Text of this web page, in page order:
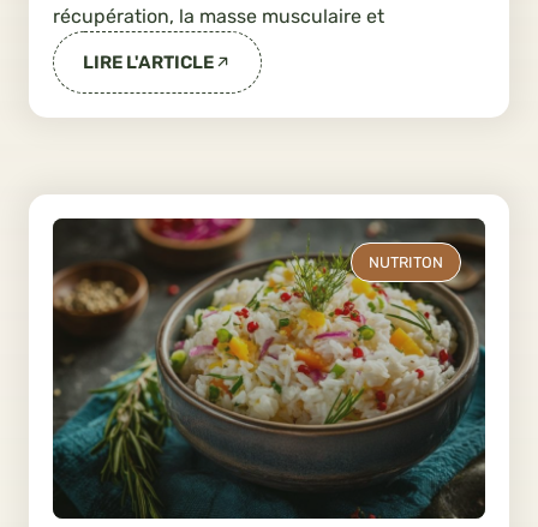
récupération, la masse musculaire et
LIRE L'ARTICLE
NUTRITON